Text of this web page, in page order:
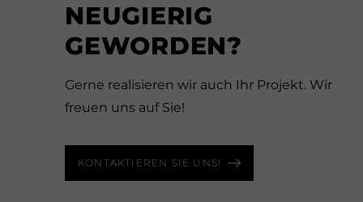
NEUGIERIG
GEWORDEN?
Gerne realisieren wir auch Ihr Projekt. Wir
freuen uns auf Sie!
KONTAKTIEREN SIE UNS!